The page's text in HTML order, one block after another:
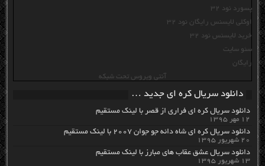
پسورد نود 32
اوکلی لایسنس رایگان نود 32
خرید لایسنس نود 32
سئو سایت
رایگان
آنتی ویروس تحت شبکه
دانلود سریال کره ای جدید …
دانلود سریال کره ای فراری از قصر با لینک مستقیم
۱۲ مهر ۱۳۹۵
دانلود سریال کره ای شاه دائه جو جوان ۲۰۰۷ با لینک مستقیم
۲۰ شهریور ۱۳۹۵
دانلود سریال عشق عقاب های مبارز با لینک مستقیم
۱۳ شهریور ۱۳۹۵